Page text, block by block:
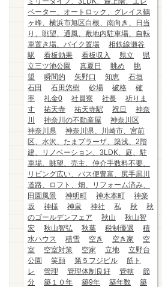
ベーター、オートロック、グレイス鶴
ヶ峰、横浜市旭区白根、南向き、日当
り、眺望、通風、敷地内駐車場、自転
車置き場、バイク置場
相鉄線瀬谷
駅
看板効果 看板収入 県立
県
立三ツ池公園
真夏日 眺め
眺
望
瞬間的 矢野口 知恵
石垣
石田
石田悠樹 砂場 破格
確
率
礼金0 社員寮 社長
祈りま
す
祐天寺 祐天寺駅 祝日
神奈
川
神奈川の不動産屋
神奈川区
神奈川県
神奈川県、川崎市、宮前
区、水沢、たまプラーザ、築浅、2階
建、リノベーション、3LDK、庭、駐
車場、眺望、売主、仲介手数料不要、
リビング広い、バス便豊富、尻手黒川
道路、ロフト、畑、リフォーム済み、
田園風景
神明町 神木本町
神楽
坂
神様 神泉 神社 私 秋
秋
のゴールデンフェア
秋山
秋山智
宏
秋山智弘 秋葉 税制優遇
積
水ハウス
積雪 空き 空き家
空
室
空室対策 空家 立地
立野台
公園
笑顔 第５フジビル
筋ト
レ
管理 管理体制良好 管轄
節
分
築１０年 築9年 築年数
築